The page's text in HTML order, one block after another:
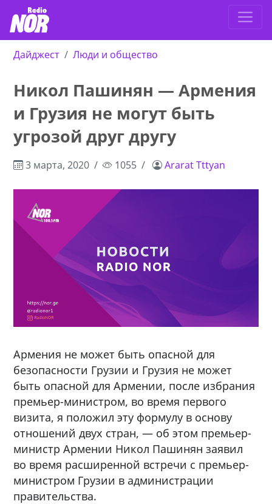
Дайджест Люди и общество
Никол Пашинян — Армения
и Грузия не могут быть
угрозой друг другу
3 марта, 2020 1055 Ararat Tttyan
Армения не может быть опасной для
безопасности Грузии и Грузия не может
быть опасной для Армении, после избрания
премьер-министром, во время первого
визита, я положил эту формулу в основу
отношений двух стран, — об этом премьер-
министр Армении Никол Пашинян заявил
во время расширенной встречи с премьер-
министром Грузии в администрации
правительства.